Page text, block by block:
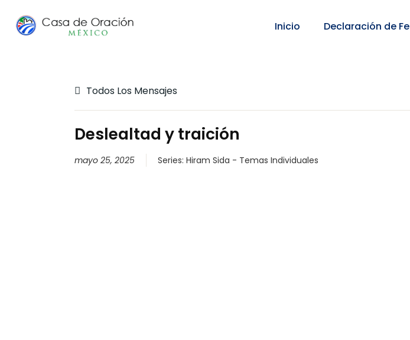
Inicio Declaración de Fe
Todos Los Mensajes
Deslealtad y traición
mayo 25, 2025 Series: Hiram Sida - Temas Individuales